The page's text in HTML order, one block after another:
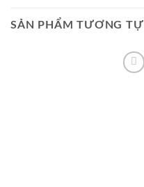
SẢN PHẨM TƯƠNG TỰ